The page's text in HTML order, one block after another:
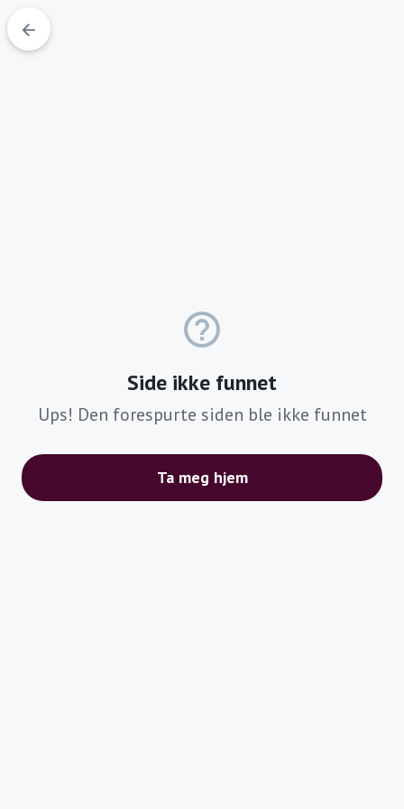
arrow_back
help_outline
Side ikke funnet
Ups! Den forespurte siden ble ikke funnet
Ta meg hjem